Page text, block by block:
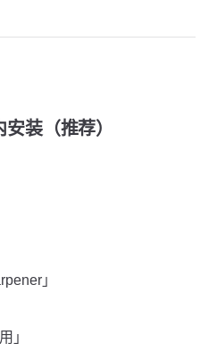
装（推荐）
」
」